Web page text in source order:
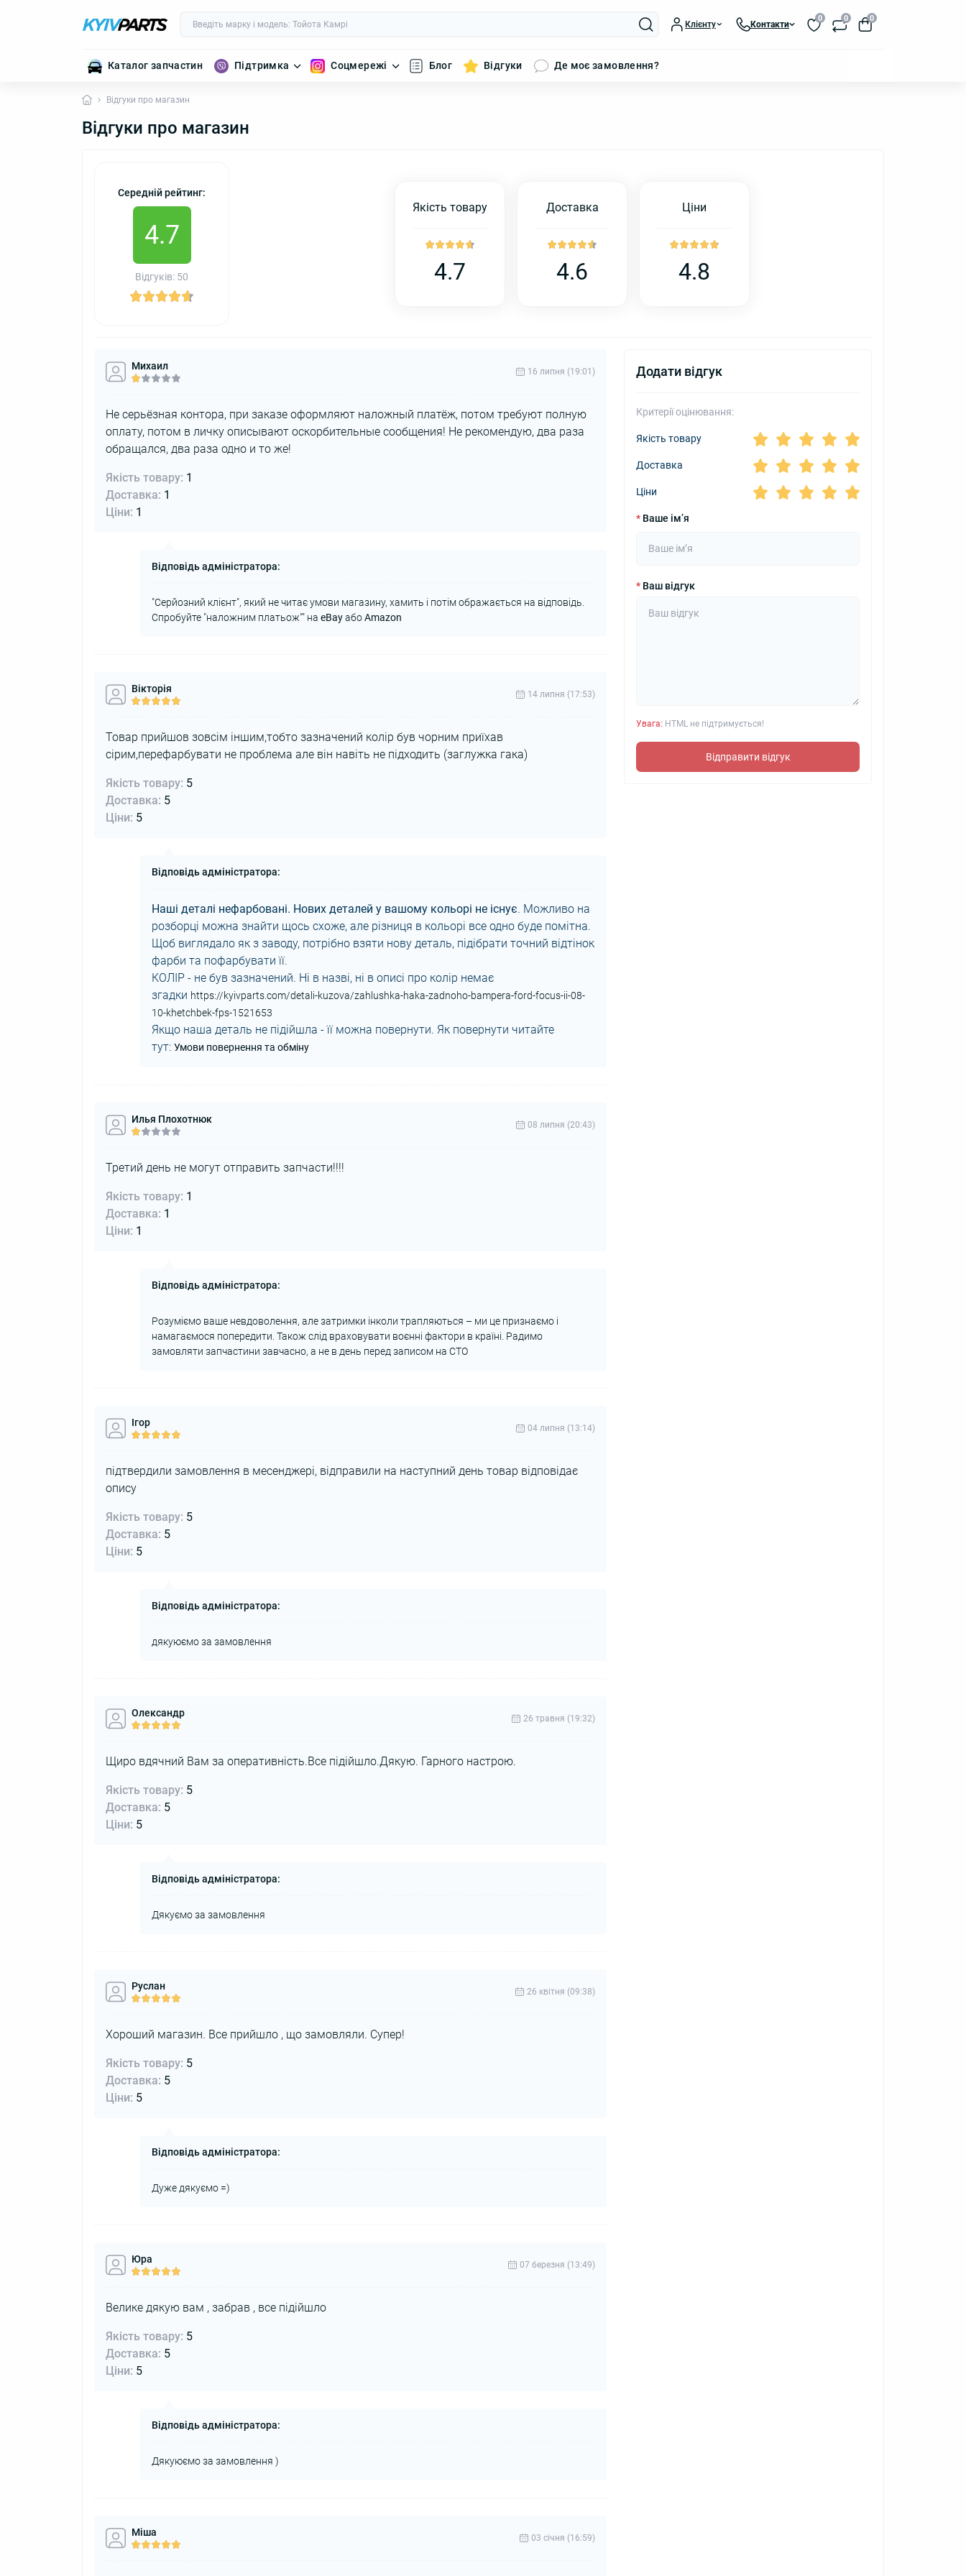
Клієнту Контакти
0 0 0
Каталог запчастин Підтримка Соцмережі Блог Відгуки Де моє замовлення?
Відгуки про магазин
Відгуки про магазин
Середній рейтинг:
4.7
Відгуків: 50
Якість товару
4.7
Доставка
4.6
Ціни
4.8
Михаил 16 липня (19:01)
Не серьёзная контора, при заказе оформляют наложный платёж, потом требуют полную
оплату, потом в личку описывают оскорбительные сообщения! Не рекомендую, два раза
обращался, два раза одно и то же!
Якість товару: 1
Доставка: 1
Ціни: 1
Відповідь адміністратора:
"Серйозний клієнт", який не читає умови магазину, хамить і потім ображається на відповідь.
Спробуйте "наложним платьож"" на eBayабоAmazon
Вікторія 14 липня (17:53)
Товар прийшов зовсім іншим,тобто зазначений колір був чорним приїхав
сірим,перефарбувати не проблема але він навіть не підходить (заглужка гака)
Якість товару: 5
Доставка: 5
Ціни: 5
Відповідь адміністратора:
Наші деталі нефарбовані. Нових деталей у вашому кольорі не існує. Можливо на
розборці можна знайти щось схоже, але різниця в кольорі все одно буде помітна.
Щоб виглядало як з заводу, потрібно взяти нову деталь, підібрати точний відтінок
фарби та пофарбувати її.
КОЛІР - не був зазначений. Ні в назві, ні в описі про колір немає
згадки https://kyivparts.com/detali-kuzova/zahlushka-haka-zadnoho-bampera-ford-focus-ii-08-
10-khetchbek-fps-1521653
Якщо наша деталь не підійшла - її можна повернути. Як повернути читайте
тут: Умови повернення та обміну
Илья Плохотнюк 08 липня (20:43)
Третий день не могут отправить запчасти!!!!
Якість товару: 1
Доставка: 1
Ціни: 1
Відповідь адміністратора:
Розуміємо ваше невдоволення, але затримки інколи трапляються – ми це признаємо і
намагаємося попередити. Також слід враховувати воєнні фактори в країні. Радимо
замовляти запчастини завчасно, а не в день перед записом на СТО
Ігор 04 липня (13:14)
підтвердили замовлення в месенджері, відправили на наступний день товар відповідає
опису
Якість товару: 5
Доставка: 5
Ціни: 5
Відповідь адміністратора:
дякуюємо за замовлення
Олександр 26 травня (19:32)
Щиро вдячний Вам за оперативність.Все підійшло.Дякую. Гарного настрою.
Якість товару: 5
Доставка: 5
Ціни: 5
Відповідь адміністратора:
Дякуємо за замовлення
Руслан 26 квітня (09:38)
Хороший магазин. Все прийшло , що замовляли. Супер!
Якість товару: 5
Доставка: 5
Ціни: 5
Відповідь адміністратора:
Дуже дякуємо =)
Юра 07 березня (13:49)
Велике дякую вам , забрав , все підійшло
Якість товару: 5
Доставка: 5
Ціни: 5
Відповідь адміністратора:
Дякуюємо за замовлення )
Міша 03 cічня (16:59)
Додати відгук
Критерії оцінювання:
Якість товару
Доставка
Ціни
* Ваше ім’я
* Ваш відгук
Увага: HTML не підтримується!
Відправити відгук